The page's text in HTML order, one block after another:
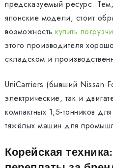
предсказуемый ресурс.
японские модели, стоит
возможность купить
этого производителя
складском и
UniCarriers (бывший Nissan
электрические, так и
компактных 1,5-тонников
тяжёлых машин для
Корейская